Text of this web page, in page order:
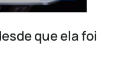
que ela foi